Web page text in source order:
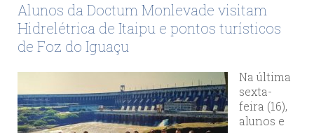
Alunos da Doctum Monlevade visitam
Hidrelétrica de Itaipu e pontos turísticos
de Foz do Iguaçu
Na última
sexta-
feira (16),
alunos e